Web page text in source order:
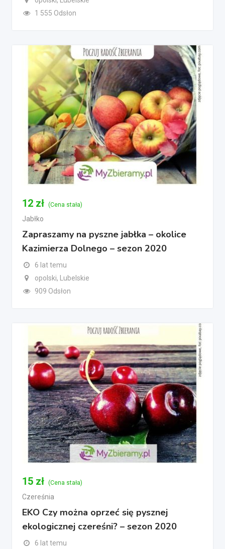
1 555 Odsłon
12 zł (Cena stała)
Jabłko
Zapraszamy na pyszne jabłka – okolice
Kazimierza Dolnego – sezon 2020
6 lat temu
opolski, Lubelskie
909 Odsłon
15 zł (Cena stała)
Czereśnia
EKO Czy można oprzeć się pysznej
ekologicznej czereśni? – sezon 2020
6 lat temu